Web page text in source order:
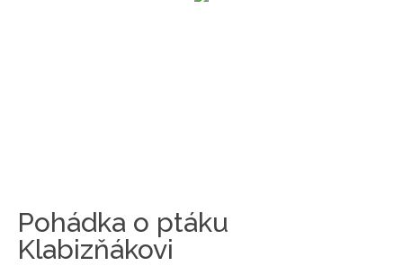
Pohádka o ptáku
Klabizňákovi